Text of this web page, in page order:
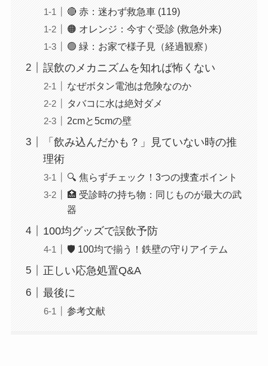
🔴 赤：迷わず救急車 (119)
🟠 オレンジ：今すぐ受診 (救急外来)
🟢 緑：お家で様子見（経過観察）
誤飲のメカニズムを知れば怖くない
なぜボタン電池は危険なのか
タバコに水は絶対ダメ
2cmと5cmの壁
「飲み込んだかも？」見ていない時の推
理術
🔍 焦らずチェック！3つの捜査ポイント
🏥 受診時の持ち物：同じものが最大の武
器
100均グッズで誤飲予防
🛡️ 100均で揃う！鉄壁の守りアイテム
正しい応急処置Q&A
最後に
参考文献